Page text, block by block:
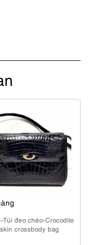
Túi đeo chéo-Crocodile
skin crossbody bag